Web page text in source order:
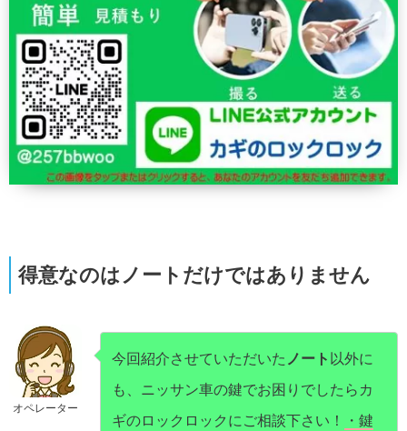
得意なのはノートだけではありません
オペレーター
今回紹介させていただいた ノート 以外に
も、ニッサン車の鍵でお困りでしたらカ
ギのロックロックにご相談下さい！
・鍵